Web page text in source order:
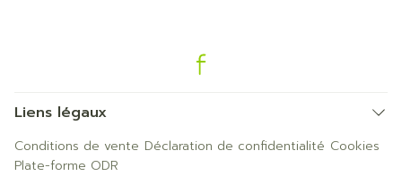
Liens légaux
Conditions de vente Déclaration de confidentialité Cookies
Plate-forme ODR